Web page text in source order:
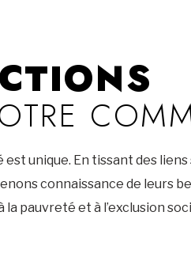
est unique. En tissant des
connaissance de leurs
la pauvreté et à l’exclusion